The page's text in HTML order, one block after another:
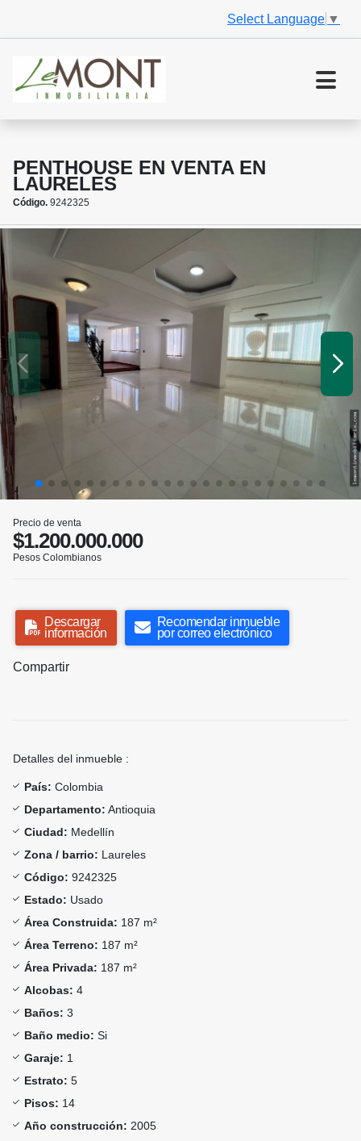
Select Language ▼
PENTHOUSE EN VENTA EN
LAURELES
Código. 9242325
Precio de venta
$1.200.000.000
Pesos Colombianos
Descargar
información
Recomendar inmueble
por correo electrónico
Compartir
Detalles del inmueble :
País: Colombia
Departamento: Antioquia
Ciudad: Medellín
Zona / barrio: Laureles
Código: 9242325
Estado: Usado
Área Construida: 187 m²
Área Terreno: 187 m²
Área Privada: 187 m²
Alcobas: 4
Baños: 3
Baño medio: Si
Garaje: 1
Estrato: 5
Pisos: 14
Año construcción: 2005